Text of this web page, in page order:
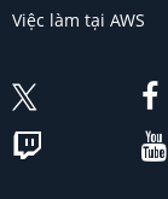
Việc làm tại AWS